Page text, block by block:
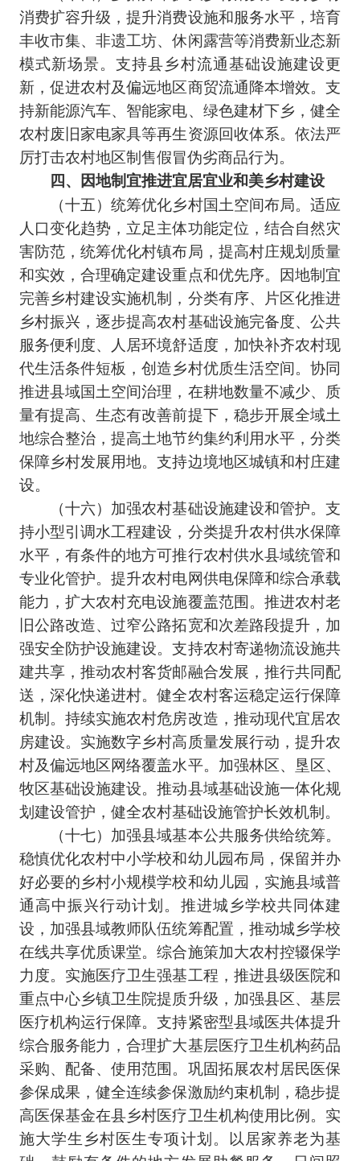
消费扩容升级，提升消费设施和服务水平，培育
丰收市集、非遗工坊、休闲露营等消费新业态新
模式新场景。支持县乡村流通基础设施建设更
新，促进农村及偏远地区商贸流通降本增效。支
持新能源汽车、智能家电、绿色建材下乡，健全
农村废旧家电家具等再生资源回收体系。依法严
厉打击农村地区制售假冒伪劣商品行为。
四、因地制宜推进宜居宜业和美乡村建设
（十五）统筹优化乡村国土空间布局。适应
人口变化趋势，立足主体功能定位，结合自然灾
害防范，统筹优化村镇布局，提高村庄规划质量
和实效，合理确定建设重点和优先序。因地制宜
完善乡村建设实施机制，分类有序、片区化推进
乡村振兴，逐步提高农村基础设施完备度、公共
服务便利度、人居环境舒适度，加快补齐农村现
代生活条件短板，创造乡村优质生活空间。协同
推进县域国土空间治理，在耕地数量不减少、质
量有提高、生态有改善前提下，稳步开展全域土
地综合整治，提高土地节约集约利用水平，分类
保障乡村发展用地。支持边境地区城镇和村庄建
设。
（十六）加强农村基础设施建设和管护。支
持小型引调水工程建设，分类提升农村供水保障
水平，有条件的地方可推行农村供水县域统管和
专业化管护。提升农村电网供电保障和综合承载
能力，扩大农村充电设施覆盖范围。推进农村老
旧公路改造、过窄公路拓宽和次差路段提升，加
强安全防护设施建设。支持农村寄递物流设施共
建共享，推动农村客货邮融合发展，推行共同配
送，深化快递进村。健全农村客运稳定运行保障
机制。持续实施农村危房改造，推动现代宜居农
房建设。实施数字乡村高质量发展行动，提升农
村及偏远地区网络覆盖水平。加强林区、垦区、
牧区基础设施建设。推动县域基础设施一体化规
划建设管护，健全农村基础设施管护长效机制。
（十七）加强县域基本公共服务供给统筹。
稳慎优化农村中小学校和幼儿园布局，保留并办
好必要的乡村小规模学校和幼儿园，实施县域普
通高中振兴行动计划。推进城乡学校共同体建
设，加强县域教师队伍统筹配置，推动城乡学校
在线共享优质课堂。综合施策加大农村控辍保学
力度。实施医疗卫生强基工程，推进县级医院和
重点中心乡镇卫生院提质升级，加强县区、基层
医疗机构运行保障。支持紧密型县域医共体提升
综合服务能力，合理扩大基层医疗卫生机构药品
采购、配备、使用范围。巩固拓展农村居民医保
参保成果，健全连续参保激励约束机制，稳步提
高医保基金在县乡村医疗卫生机构使用比例。实
施大学生乡村医生专项计划。以居家养老为基